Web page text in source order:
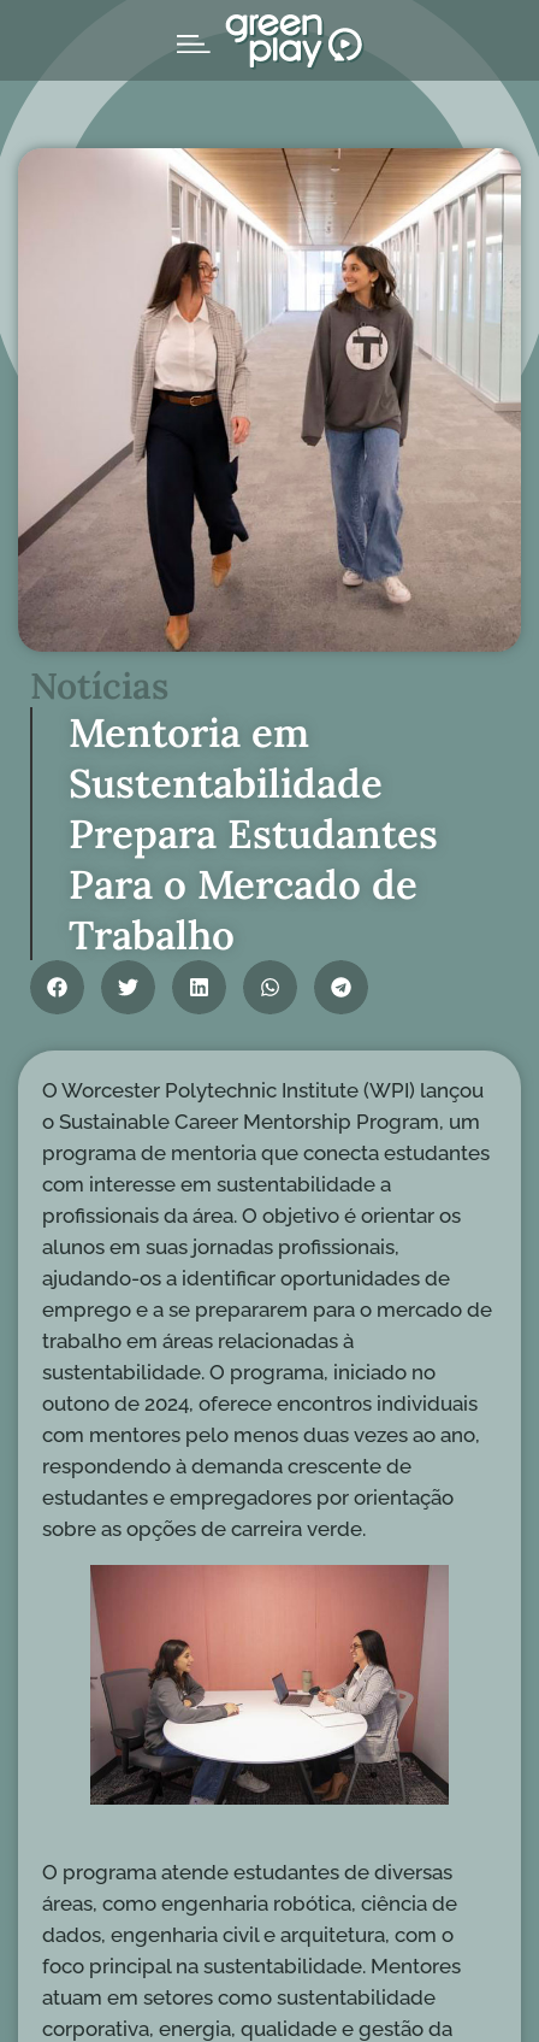
Notícias
Mentoria em
Sustentabilidade
Prepara Estudantes
Para o Mercado de
Trabalho
O Worcester Polytechnic Institute (WPI) lançou
o Sustainable Career Mentorship Program, um
programa de mentoria que conecta estudantes
com interesse em sustentabilidade a
profissionais da área. O objetivo é orientar os
alunos em suas jornadas profissionais,
ajudando-os a identificar oportunidades de
emprego e a se prepararem para o mercado de
trabalho em áreas relacionadas à
sustentabilidade. O programa, iniciado no
outono de 2024, oferece encontros individuais
com mentores pelo menos duas vezes ao ano,
respondendo à demanda crescente de
estudantes e empregadores por orientação
sobre as opções de carreira verde.
O programa atende estudantes de diversas
áreas, como engenharia robótica, ciência de
dados, engenharia civil e arquitetura, com o
foco principal na sustentabilidade. Mentores
atuam em setores como sustentabilidade
corporativa, energia, qualidade e gestão da